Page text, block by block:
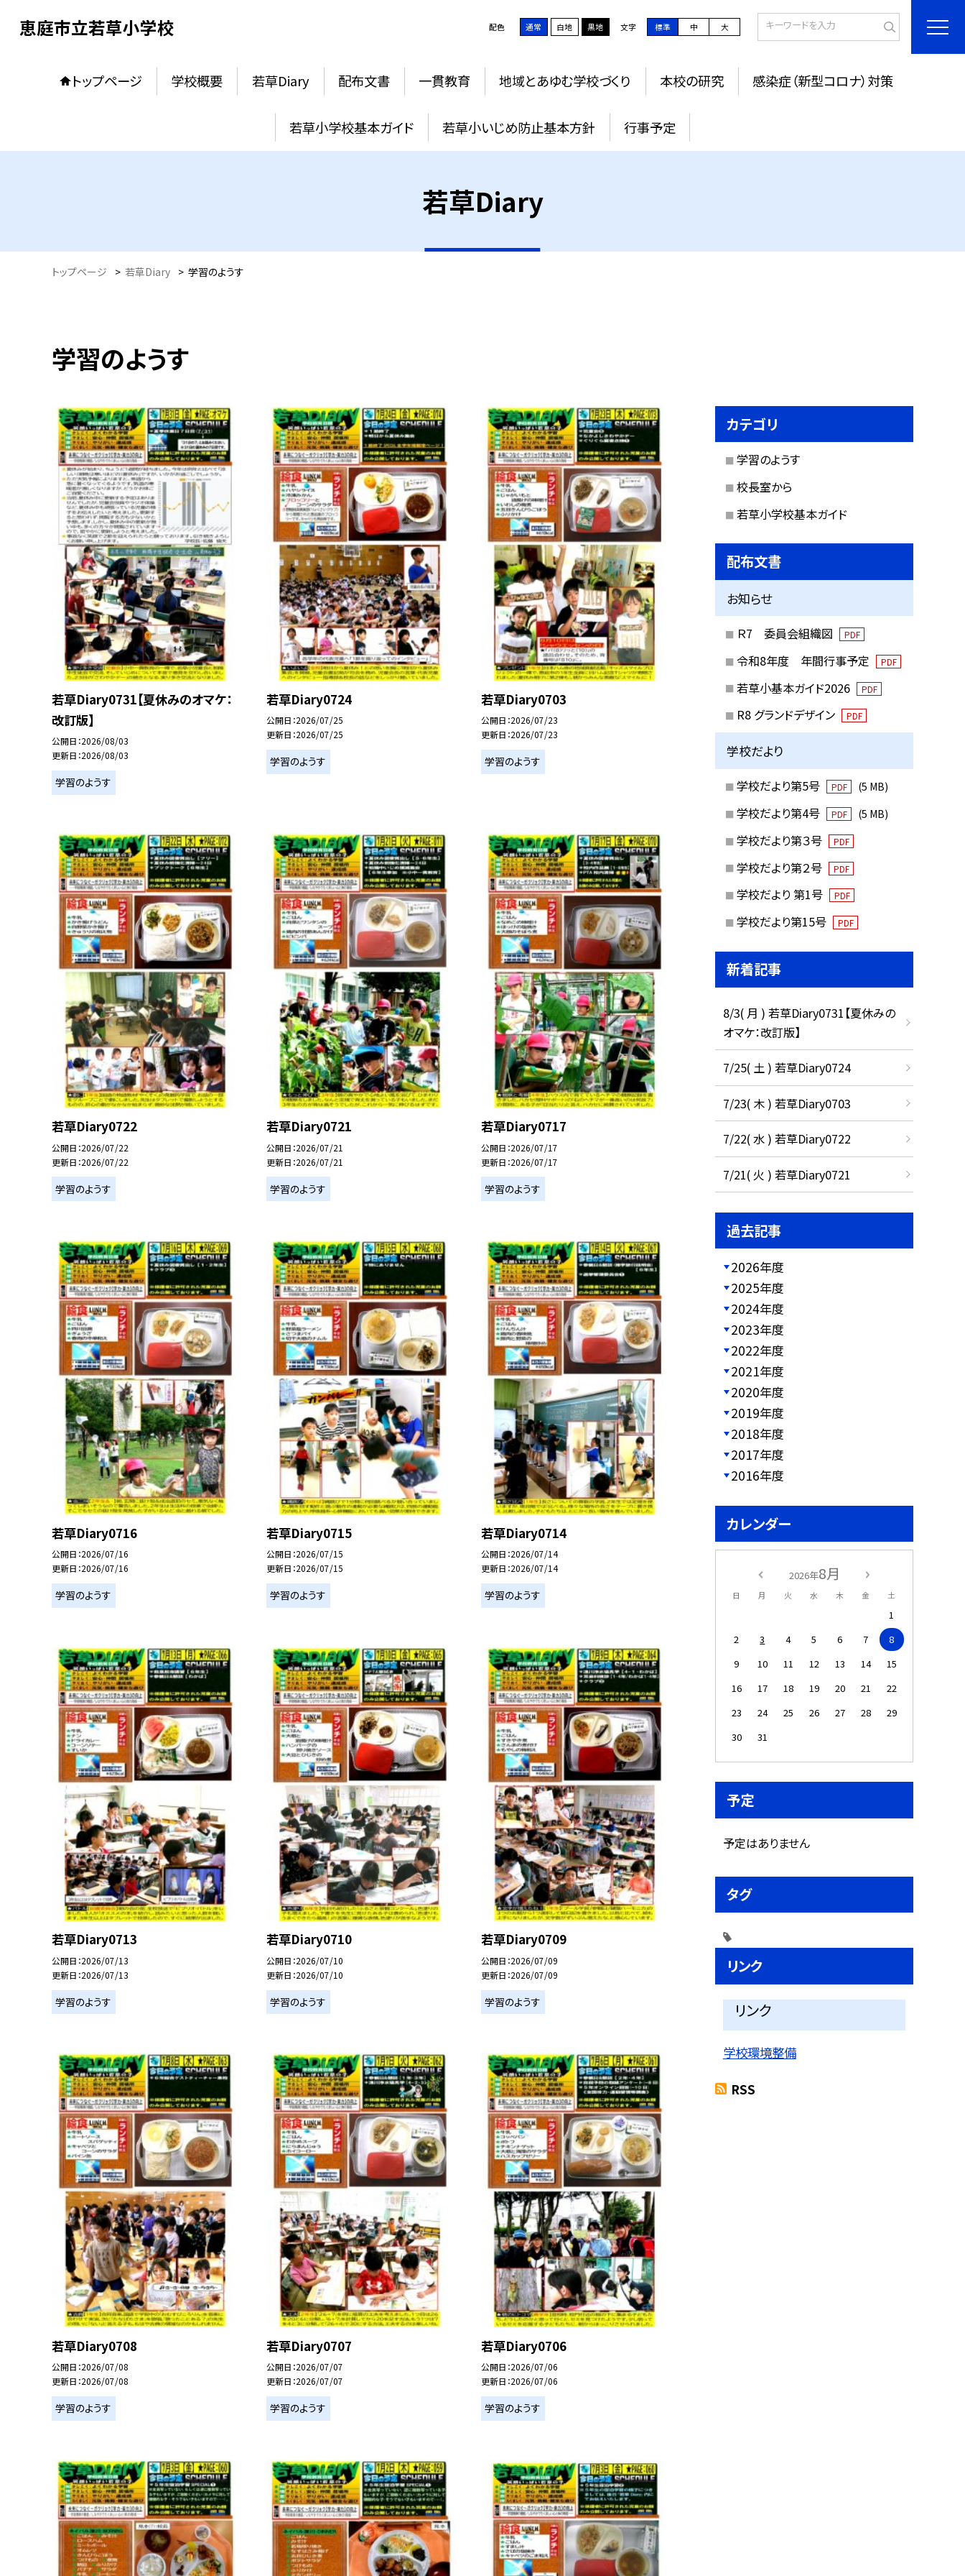
恵庭市立若草小学校 配色 通常 白地 黒地 文字 標準 中 大
トップページ 学校概要 若草Diary 配布文書 一貫教育 地域とあゆむ学校づくり 本校の研究 感染症（新型コロナ）対策
若草小学校基本ガイド 若草小いじめ防止基本方針 行事予定
若草Diary
トップページ > 若草Diary > 学習のようす
学習のようす
若草Diary0731【夏休みのオマケ：
改訂版】
公開日 2026/08/03
更新日 2026/08/03
学習のようす
若草Diary0724
公開日 2026/07/25
更新日 2026/07/25
学習のようす
若草Diary0703
公開日 2026/07/23
更新日 2026/07/23
学習のようす
若草Diary0722
公開日 2026/07/22
更新日 2026/07/22
学習のようす
若草Diary0721
公開日 2026/07/21
更新日 2026/07/21
学習のようす
若草Diary0717
公開日 2026/07/17
更新日 2026/07/17
学習のようす
若草Diary0716
公開日 2026/07/16
更新日 2026/07/16
学習のようす
若草Diary0715
公開日 2026/07/15
更新日 2026/07/15
学習のようす
若草Diary0714
公開日 2026/07/14
更新日 2026/07/14
学習のようす
若草Diary0713
公開日 2026/07/13
更新日 2026/07/13
学習のようす
若草Diary0710
公開日 2026/07/10
更新日 2026/07/10
学習のようす
若草Diary0709
公開日 2026/07/09
更新日 2026/07/09
学習のようす
若草Diary0708
公開日 2026/07/08
更新日 2026/07/08
学習のようす
若草Diary0707
公開日 2026/07/07
更新日 2026/07/07
学習のようす
若草Diary0706
公開日 2026/07/06
更新日 2026/07/06
学習のようす
カテゴリ
学習のようす
校長室から
若草小学校基本ガイド
配布文書
お知らせ
Ｒ7 委員会組織図 PDF
令和8年度 年間行事予定 PDF
若草小基本ガイド2026 PDF
R8 グランドデザイン PDF
学校だより
学校だより第5号 PDF (5 MB)
学校だより第4号 PDF (5 MB)
学校だより第３号 PDF
学校だより第２号 PDF
学校だより 第1号 PDF
学校だより第15号 PDF
新着記事
8/3( 月 ) 若草Diary0731【夏休みの
オマケ：改訂版】
7/25( 土 ) 若草Diary0724
7/23( 木 ) 若草Diary0703
7/22( 水 ) 若草Diary0722
7/21( 火 ) 若草Diary0721
過去記事
2026年度
2025年度
2024年度
2023年度
2022年度
2021年度
2020年度
2019年度
2018年度
2017年度
2016年度
カレンダー
2026年8月
日 月 火 水 木 金 土
1
2
3 4 5 6 7
8
9
10 11 12 13 14
15
16
17 18 19 20 21
22
23
24 25 26 27 28
29
30
31
予定
予定はありません
タグ
リンク
リンク
学校環境整備
RSS